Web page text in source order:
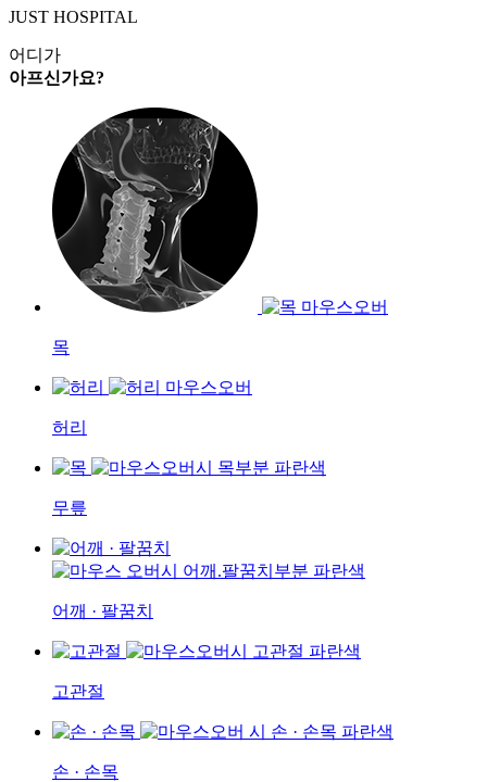
JUST HOSPITAL
어디가
아프신가요?
목
허리
무릎
어깨 · 팔꿈치
고관절
손 · 손목